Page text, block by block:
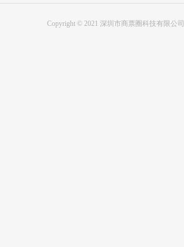
Copyright © 2021 深圳市商票圈科技有限公司